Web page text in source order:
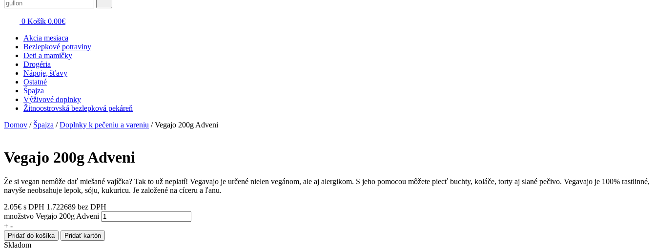
0 Košík 0.00€
Akcia mesiaca
Bezlepkové potraviny
Deti a mamičky
Drogéria
Nápoje, šťavy
Ostatné
Špajza
Výživové doplnky
Žitnoostrovská bezlepková pekáreň
Domov / Špajza /Doplnky k pečeniu a vareniu / Vegajo 200g Adveni
Vegajo 200g Adveni
Že si vegan nemôže dať miešané vajíčka? Tak to už neplatí! Vegavajo je určené nielen vegánom, ale aj alergikom. S jeho pomocou môžete piecť buchty, koláče, torty aj slané pečivo. Vegavajo je 100% rastlinné,
navyše neobsahuje lepok, sóju, kukuricu. Je založené na cíceru a ľanu.
2.05€ s DPH 1.722689 bez DPH
množstvo Vegajo 200g Adveni
+ -
Pridať do košíka Pridať kartón
Skladom